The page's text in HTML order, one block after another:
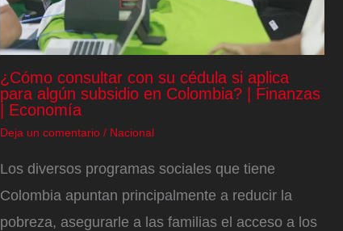
¿Cómo consultar con su cédula si aplica
para algún subsidio en Colombia? | Finanzas
| Economía
Deja un comentario / Nacional
Los diversos programas sociales que tiene
Colombia apuntan principalmente a reducir la
pobreza, asegurarle a las familias el acceso a los